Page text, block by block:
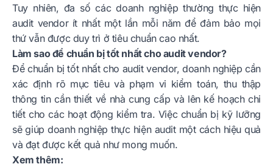
Tuy nhiên, đa số các doanh nghiệp thường thực hiện
audit vendor ít nhất một lần mỗi năm để đảm bảo mọi
thứ vẫn được duy trì ở tiêu chuẩn cao nhất.
Làm sao để chuẩn bị tốt nhất cho audit vendor?
Để chuẩn bị tốt nhất cho audit vendor, doanh nghiệp cần
xác định rõ mục tiêu và phạm vi kiểm toán, thu thập
thông tin cần thiết về nhà cung cấp và lên kế hoạch chi
tiết cho các hoạt động kiểm tra. Việc chuẩn bị kỹ lưỡng
sẽ giúp doanh nghiệp thực hiện audit một cách hiệu quả
và đạt được kết quả như mong muốn.
Xem thêm: